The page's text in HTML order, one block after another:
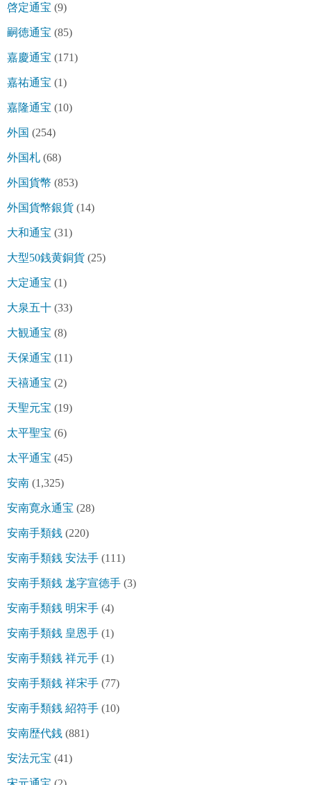
啓定通宝 (9)
嗣徳通宝 (85)
嘉慶通宝 (171)
嘉祐通宝 (1)
嘉隆通宝 (10)
外国 (254)
外国札 (68)
外国貨幣 (853)
外国貨幣銀貨 (14)
大和通宝 (31)
大型50銭黄銅貨 (25)
大定通宝 (1)
大泉五十 (33)
大観通宝 (8)
天保通宝 (11)
天禧通宝 (2)
天聖元宝 (19)
太平聖宝 (6)
太平通宝 (45)
安南 (1,325)
安南寛永通宝 (28)
安南手類銭 (220)
安南手類銭 安法手 (111)
安南手類銭 尨字宣徳手 (3)
安南手類銭 明宋手 (4)
安南手類銭 皇恩手 (1)
安南手類銭 祥元手 (1)
安南手類銭 祥宋手 (77)
安南手類銭 紹符手 (10)
安南歴代銭 (881)
安法元宝 (41)